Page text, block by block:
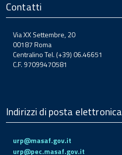
Contatti
Via XX Settembre, 20
00187 Roma
Centralino Tel. (+39) 06.46651
C.F. 97099470581
Indirizzi di posta elettronica
urp@masaf.gov.it
urp@pec.masaf.gov.it